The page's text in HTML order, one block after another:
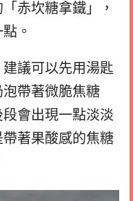
赤坎糖拿鐵」，
。
議可以先用湯匙
帶著微脆焦糖
會出現一點淡淡
著果酸感的焦糖